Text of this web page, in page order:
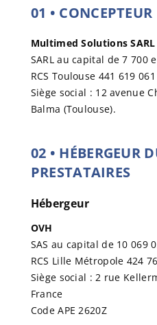
01 • CONCEPTEUR
Multimed Solutions SARL
SARL au capital de 7 700
RCS Toulouse 441 619 061
Siège social : 12 avenue
Balma (Toulouse).
02 • HÉBERGEUR
PRESTATAIRES
Hébergeur
OVH
SAS au capital de 10 069
RCS Lille Métropole 424
Siège social : 2 rue
France
Code APE 2620Z